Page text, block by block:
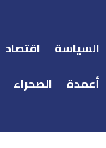
السياسة اقتصاد
أعمدة
الصحراء